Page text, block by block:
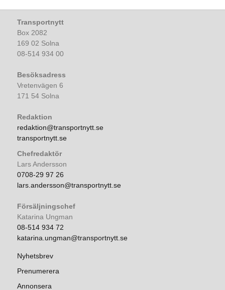
Transportnytt
Box 2082
169 02 Solna
08-514 934 00
Besöksadress
Vretenvägen 6
171 54 Solna
Redaktion
redaktion@transportnytt.se
transportnytt.se
Chefredaktör
Lars Andersson
0708-29 97 26
lars.andersson@transportnytt.se
Försäljningschef
Katarina Ungman
08-514 934 72
katarina.ungman@transportnytt.se
Nyhetsbrev
Prenumerera
Annonsera